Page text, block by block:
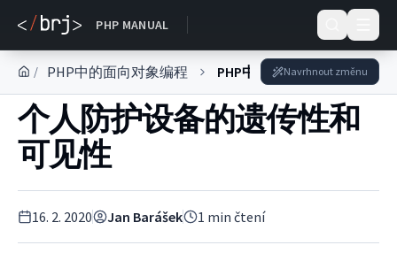
PHP MANUAL
DOKUMENTACE
/ PHP中的面向对象编程 PHP中的OOP系列Navrhnout změnu
个人防护设备的遗传性和
可见性
16. 2. 2020 Jan Barášek 1 min čtení